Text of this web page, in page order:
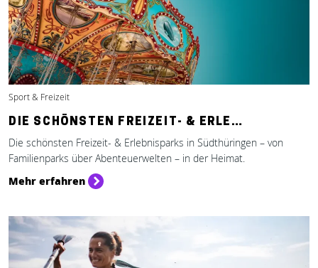
Sport & Freizeit
DIE SCHÖNSTEN FREIZEIT- & ERLE…
Die schönsten Freizeit- & Erlebnisparks in Südthüringen – von
Familienparks über Abenteuerwelten – in der Heimat.
Mehr erfahren